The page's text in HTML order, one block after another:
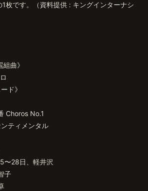
枚です。（資料提供 : キングインターナシ
曲》
ド》
Choros No.1
ティメンタル
〜28日、軽井沢
子